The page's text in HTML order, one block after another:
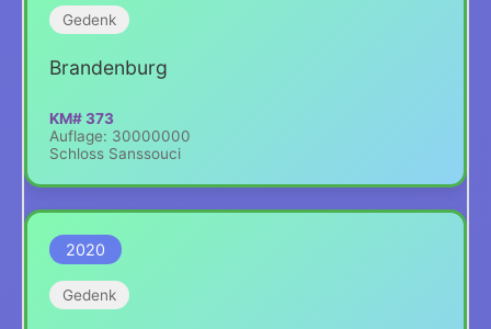
Gedenk
Brandenburg
KM# 373
Auflage: 30000000
Schloss Sanssouci
2020
Gedenk